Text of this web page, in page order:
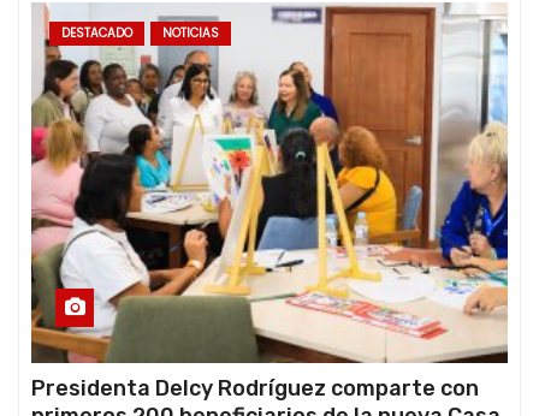
DESTACADO NOTICIAS
Presidenta Delcy Rodríguez comparte con